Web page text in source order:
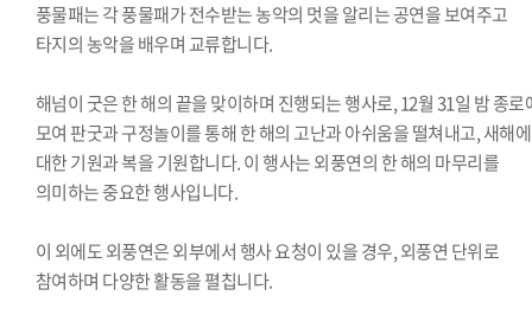
풍물패는 각 풍물패가 전수받는 농악의 멋을 알리는 공연을 보여주고
타지의 농악을 배우며 교류합니다.
해넘이 굿은 한 해의 끝을 맞이하며 진행되는 행사로, 12월 31일 밤 종로
모여 판굿과 구정놀이를 통해 한 해의 고난과 아쉬움을 떨쳐내고, 새해에
대한 기원과 복을 기원합니다. 이 행사는 외풍연의 한 해의 마무리를
의미하는 중요한 행사입니다.
이 외에도 외풍연은 외부에서 행사 요청이 있을 경우, 외풍연 단위로
참여하며 다양한 활동을 펼칩니다.